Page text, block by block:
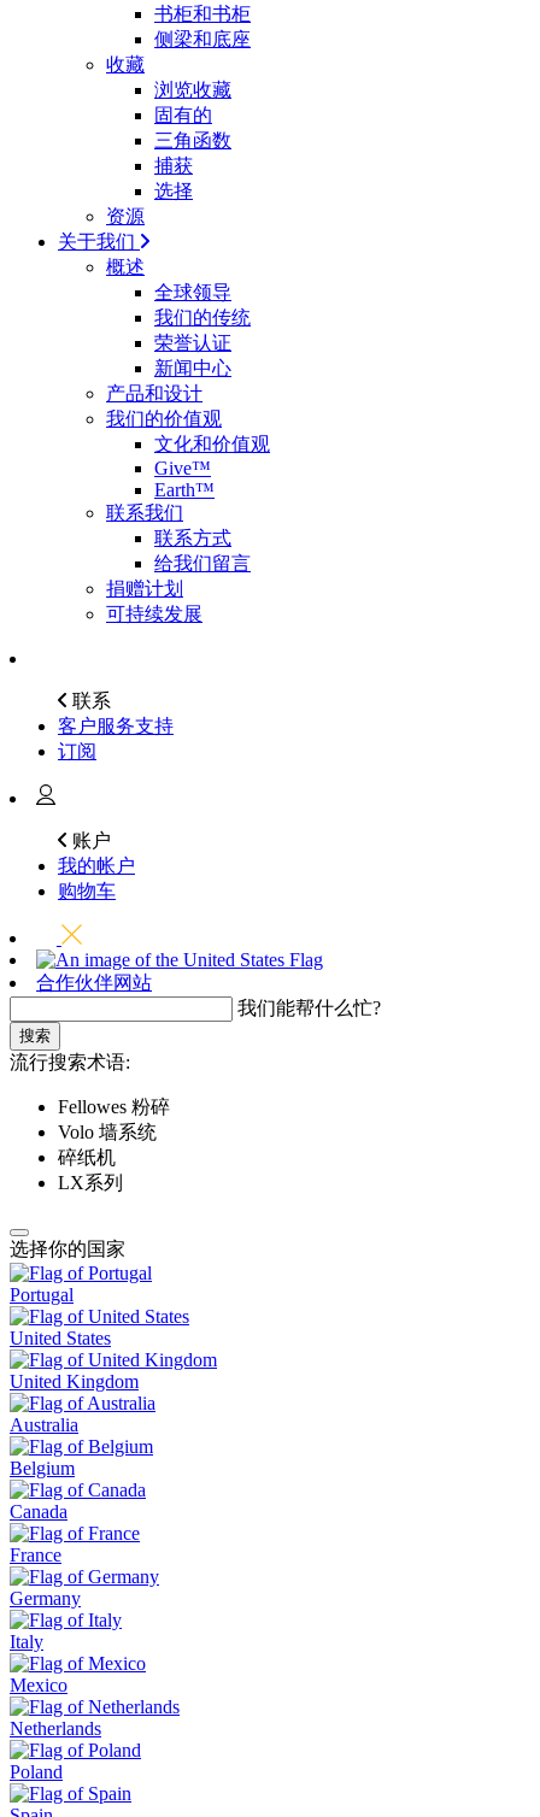
书柜和书柜
侧梁和底座
收藏
浏览收藏
固有的
三角函数
捕获
选择
资源
关于我们
概述
全球领导
我们的传统
荣誉认证
新闻中心
产品和设计
我们的价值观
文化和价值观
Give™
Earth™
联系我们
联系方式
给我们留言
捐赠计划
可持续发展
联系
客户服务支持
订阅
账户
我的帐户
购物车
合作伙伴网站
我们能帮什么忙?
搜索
流行搜索术语:
Fellowes 粉碎
Volo 墙系统
碎纸机
LX系列
选择你的国家
Portugal
United States
United Kingdom
Australia
Belgium
Canada
France
Germany
Italy
Mexico
Netherlands
Poland